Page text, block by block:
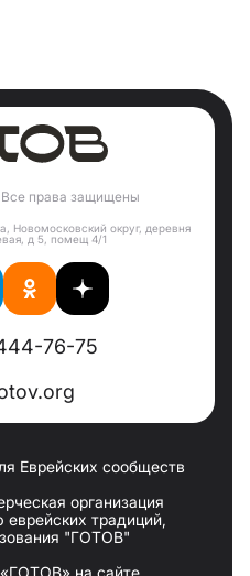
права защищены
Новомосковский округ, деревня
д 5, помещ 4/1
76-75
Еврейских сообществ
организация
еврейских традиций,
"ГОТОВ"